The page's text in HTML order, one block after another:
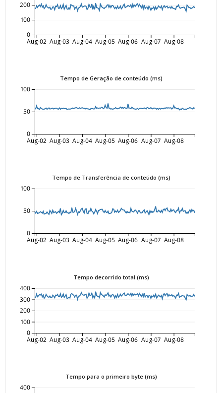
Aug-02 Aug-03 Aug-04 Aug-05 Aug-06 Aug-07 Aug-08
0
100
200
Tempo de Geração de conteúdo (ms)
Aug-02 Aug-03 Aug-04 Aug-05 Aug-06 Aug-07 Aug-08
0
50
100
Tempo de Transferência de conteúdo (ms)
Aug-02 Aug-03 Aug-04 Aug-05 Aug-06 Aug-07 Aug-08
0
50
100
Tempo decorrido total (ms)
Aug-02 Aug-03 Aug-04 Aug-05 Aug-06 Aug-07 Aug-08
0
100
200
300
400
Tempo para o primeiro byte (ms)
400